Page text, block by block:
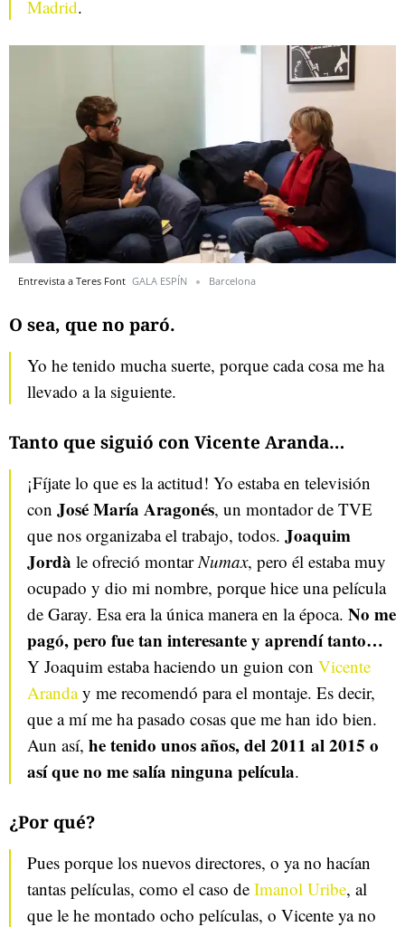
Madrid.
Entrevista a Teres Font GALA ESPÍN Barcelona
O sea, que no paró.
Yo he tenido mucha suerte, porque cada cosa me ha
llevado a la siguiente.
Tanto que siguió con Vicente Aranda…
¡Fíjate lo que es la actitud! Yo estaba en televisión
con José María Aragonés, un montador de TVE
que nos organizaba el trabajo, todos. Joaquim
Jordà le ofreció montar Numax, pero él estaba muy
ocupado y dio mi nombre, porque hice una película
de Garay. Esa era la única manera en la época. No me
pagó, pero fue tan interesante y aprendí tanto…
Y Joaquim estaba haciendo un guion con Vicente
Aranday me recomendó para el montaje. Es decir,
que a mí me ha pasado cosas que me han ido bien.
Aun así, he tenido unos años, del 2011 al 2015 o
así que no me salía ninguna película.
¿Por qué?
Pues porque los nuevos directores, o ya no hacían
tantas películas, como el caso de Imanol Uribe, al
que le he montado ocho películas, o Vicente ya no